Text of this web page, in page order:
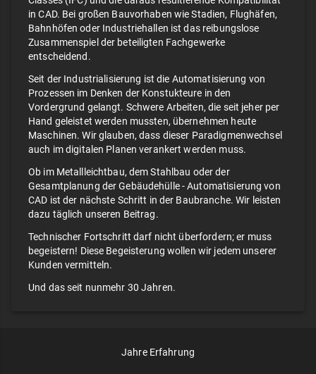
in CAD. Bei großen Bauvorhaben wie Stadien, Flughäfen,
Bahnhöfen oder Industriehallen ist das reibungslose
Zusammenspiel der beteiligten Fachgewerke
entscheidend.
Seit der Industrialisierung ist die Automatisierung von
Prozessen im Denken der Konstukteure in den
Vordergrund gelangt. Schwere Arbeiten, die seit jeher per
Hand geleistet werden mussten, übernehmen heute
Maschinen. Wir glauben, dass dieser Paradigmenwechsel
auch im digitalen Planen verankert werden muss.
Ob im Metallleichtbau, dem Stahlbau oder der
Gesamtplanung der Gebäudehülle - Automatisierung von
CAD ist der nächste Schritt in der Baubranche. Wir leisten
dazu täglich unseren Beitrag.
Technischer Fortschritt darf nicht überfordern; er muss
begeistern! Diese Begeisterung wollen wir jedem unserer
Kunden vermitteln.
Und das seit nunmehr 30 Jahren.
Jahre Erfahrung